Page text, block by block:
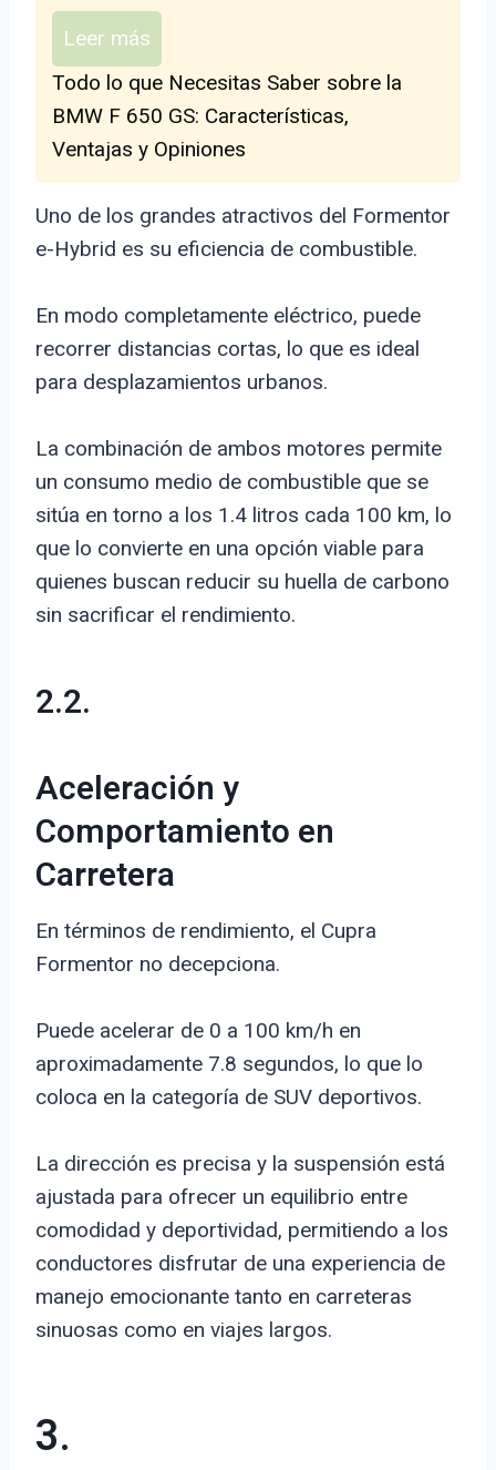
Leer más
Todo lo que Necesitas Saber sobre la
BMW F 650 GS: Características,
Ventajas y Opiniones
Uno de los grandes atractivos del Formentor
e-Hybrid es su eficiencia de combustible.
En modo completamente eléctrico, puede
recorrer distancias cortas, lo que es ideal
para desplazamientos urbanos.
La combinación de ambos motores permite
un consumo medio de combustible que se
sitúa en torno a los 1.4 litros cada 100 km, lo
que lo convierte en una opción viable para
quienes buscan reducir su huella de carbono
sin sacrificar el rendimiento.
2.2.
Aceleración y
Comportamiento en
Carretera
En términos de rendimiento, el Cupra
Formentor no decepciona.
Puede acelerar de 0 a 100 km/h en
aproximadamente 7.8 segundos, lo que lo
coloca en la categoría de SUV deportivos.
La dirección es precisa y la suspensión está
ajustada para ofrecer un equilibrio entre
comodidad y deportividad, permitiendo a los
conductores disfrutar de una experiencia de
manejo emocionante tanto en carreteras
sinuosas como en viajes largos.
3.